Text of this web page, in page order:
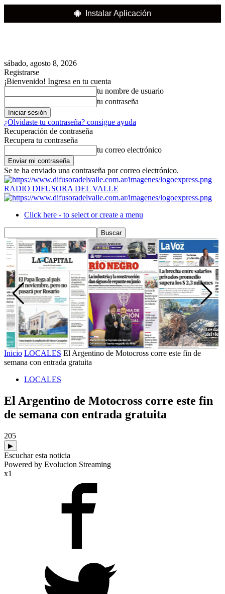
Instalar Aplicación
sábado, agosto 8, 2026
Registrarse
¡Bienvenido! Ingresa en tu cuenta
tu nombre de usuario
tu contraseña
¿Olvidaste tu contraseña? consigue ayuda
Recuperación de contraseña
Recupera tu contraseña
tu correo electrónico
Se te ha enviado una contraseña por correo electrónico.
RADIO DIFUSORA DEL VALLE
Click here - to select or create a menu
Inicio LOCALES El Argentino de Motocross corre este fin de
semana con entrada gratuita
LOCALES
El Argentino de Motocross corre este fin
de semana con entrada gratuita
205
▶
Escuchar esta noticia
Powered by Evolucion Streaming
x1